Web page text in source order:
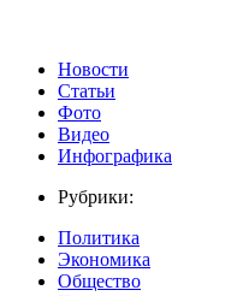
Новости
Статьи
Фото
Видео
Инфографика
Рубрики:
Политика
Экономика
Общество